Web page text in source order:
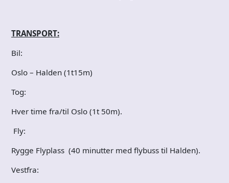
TRANSPORT:
Bil:
Oslo – Halden (1t15m)
Tog:
Hver time fra/til Oslo (1t 50m).
Fly:
Rygge Flyplass (40 minutter med flybuss til Halden).
Vestfra: